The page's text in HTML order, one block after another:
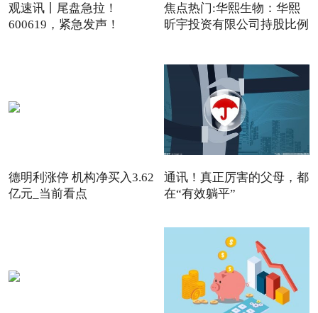
观速讯丨尾盘急拉！
600619，紧急发声！
焦点热门:华熙生物：华熙
昕宇投资有限公司持股比例
德明利涨停 机构净买入3.62
亿元_当前看点
通讯！真正厉害的父母，都
在“有效躺平”